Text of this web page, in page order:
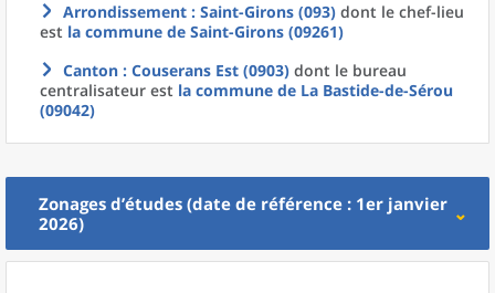
Arrondissement : Saint-Girons (093) dont le chef-lieu
est la commune de Saint-Girons (09261)
Canton : Couserans Est (0903) dont le bureau
centralisateur est la commune de La Bastide-de-Sérou
(09042)
Zonages d’études (date de référence : 1er janvier
2026)